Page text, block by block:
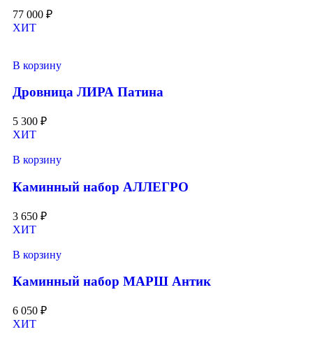
77 000 ₽
ХИТ
В корзину
Дровница ЛИРА Патина
5 300 ₽
ХИТ
В корзину
Каминный набор АЛЛЕГРО
3 650 ₽
ХИТ
В корзину
Каминный набор МАРШ Антик
6 050 ₽
ХИТ